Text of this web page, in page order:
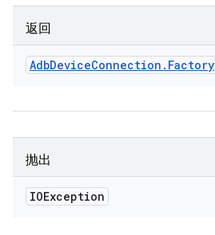
返回
AdbDeviceConnection . Factory
抛出
IOException